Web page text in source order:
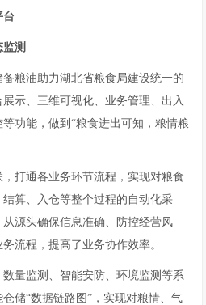
台
测
粮油助力湖北省粮食局建设统一的
示、三维可视化、业务管理、出入
功能，做到“粮食进出可知，粮情粮
打通各业务环节流程，实现对粮食
算、入仓等整个过程的自动化采
源头确保信息准确、防控经营风
流程，提高了业务协作效率。
量监测、智能安防、环境监测等系
储“数据链路图”，实现对粮情、气